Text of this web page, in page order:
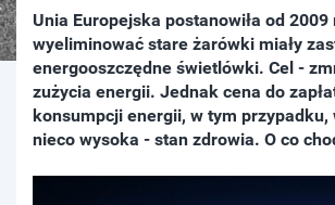
Unia Europejska postanowiła od 2009
wyeliminować stare żarówki miały
energooszczędne świetlówki. Cel -
zużycia energii. Jednak cena do
konsumpcji energii, w tym przypadku,
nieco wysoka - stan zdrowia. O co